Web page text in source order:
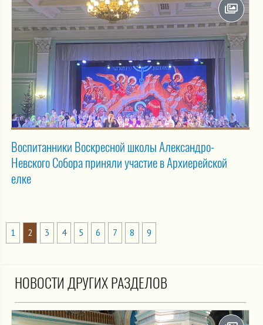
Воспитанники Воскресной школы Александро-
Невского Собора приняли участие в Архиерейской
елке
1 2 3 4 5 6 7 8 9
НОВОСТИ ДРУГИХ РАЗДЕЛОВ